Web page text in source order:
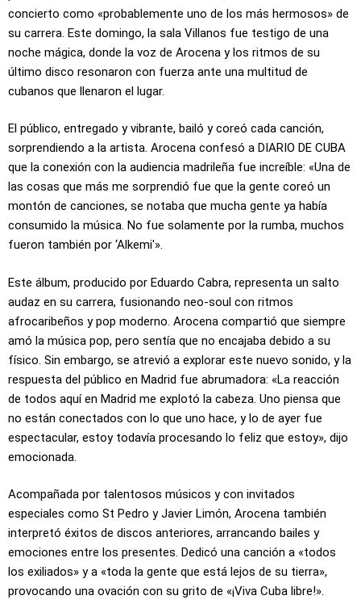
concierto como «probablemente uno de los más hermosos» de
su carrera. Este domingo, la sala Villanos fue testigo de una
noche mágica, donde la voz de Arocena y los ritmos de su
último disco resonaron con fuerza ante una multitud de
cubanos que llenaron el lugar.
El público, entregado y vibrante, bailó y coreó cada canción,
sorprendiendo a la artista. Arocena confesó a DIARIO DE CUBA
que la conexión con la audiencia madrileña fue increíble: «Una de
las cosas que más me sorprendió fue que la gente coreó un
montón de canciones, se notaba que mucha gente ya había
consumido la música. No fue solamente por la rumba, muchos
fueron también por ‘Alkemi'».
Este álbum, producido por Eduardo Cabra, representa un salto
audaz en su carrera, fusionando neo-soul con ritmos
afrocaribeños y pop moderno. Arocena compartió que siempre
amó la música pop, pero sentía que no encajaba debido a su
físico. Sin embargo, se atrevió a explorar este nuevo sonido, y la
respuesta del público en Madrid fue abrumadora: «La reacción
de todos aquí en Madrid me explotó la cabeza. Uno piensa que
no están conectados con lo que uno hace, y lo de ayer fue
espectacular, estoy todavía procesando lo feliz que estoy», dijo
emocionada.
Acompañada por talentosos músicos y con invitados
especiales como St Pedro y Javier Limón, Arocena también
interpretó éxitos de discos anteriores, arrancando bailes y
emociones entre los presentes. Dedicó una canción a «todos
los exiliados» y a «toda la gente que está lejos de su tierra»,
provocando una ovación con su grito de «¡Viva Cuba libre!».